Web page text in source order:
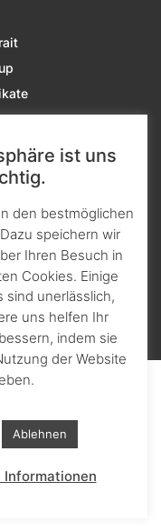
policy
GmbH
ist uns
den bestmöglichen
speichern wir
Ihren Besuch in
Cookies. Einige
sind unerlässlich,
uns helfen Ihr
indem sie
der Website
Ablehnen